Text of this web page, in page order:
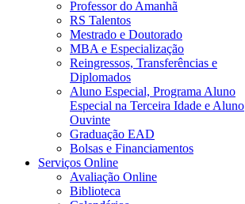
Professor do Amanhã
RS Talentos
Mestrado e Doutorado
MBA e Especialização
Reingressos, Transferências e
Diplomados
Aluno Especial, Programa Aluno
Especial na Terceira Idade e Aluno
Ouvinte
Graduação EAD
Bolsas e Financiamentos
Serviços Online
Avaliação Online
Biblioteca